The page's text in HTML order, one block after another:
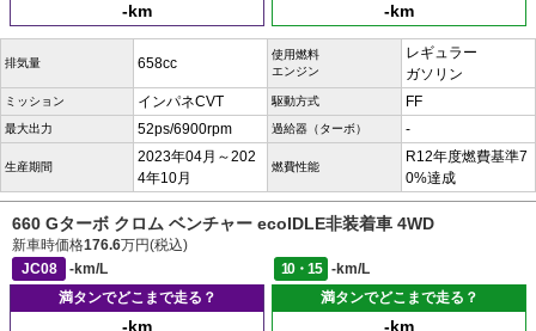
-km -km
排気量 658cc
使用燃料
エンジン
レギュラー
ガソリン
ミッション インパネCVT 駆動方式 FF
最大出力 52ps/6900rpm 過給器（ターボ） -
生産期間
2023年04月～202
4年10月
燃費性能
R12年度燃費基準7
0%達成
660 Gターボ クロム ベンチャー ecoIDLE非装着車 4WD
新車時価格176.6万円(税込)
JC08
-km/L 10・15
-km/L
満タンでどこまで走る？
-km
満タンでどこまで走る？
-km